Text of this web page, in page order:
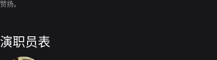
赞扬。
演职员表